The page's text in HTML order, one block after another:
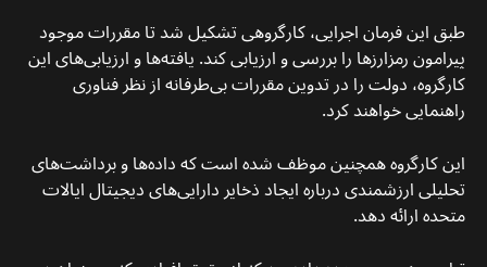
طبق این فرمان اجرایی، کارگروهی تشکیل شد تا مقررات موجود
پیرامون رمزارزها را بررسی و ارزیابی کند. یافته‌ها و ارزیابی‌های این
کارگروه، دولت را در تدوین مقررات بی‌طرفانه از نظر فناوری
راهنمایی خواهند کرد.
این کارگروه همچنین موظف شده است که داده‌ها و برداشت‌های
تحلیلی ارزشمندی درباره ایجاد ذخایر دارایی‌های دیجیتال ایالات
متحده ارائه دهد.